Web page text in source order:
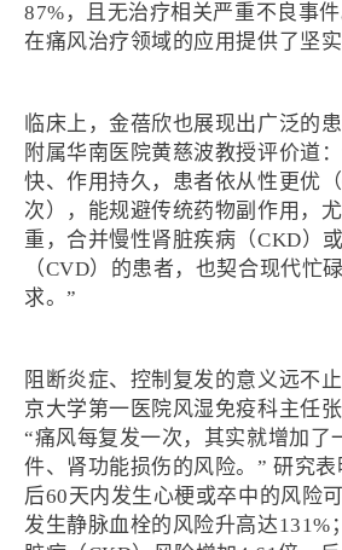
87%，且无治疗相关严重不良事
在痛风治疗领域的应用提供了坚实
临床上，金蓓欣也展现出广泛的
附属华南医院黄慈波教授评价道
快、作用持久，患者依从性更优
次），能规避传统药物副作用，
重，合并慢性肾脏疾病（CKD）
（CVD）的患者，也契合现代忙
求。”
阻断炎症、控制复发的意义远不
京大学第一医院风湿免疫科主任张
“痛风每复发一次，其实就增加了
件、肾功能损伤的风险。” 研究
后60天内发生心梗或卒中的风险
发生静脉血栓的风险升高达131%